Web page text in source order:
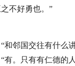
不好勇也。”
邻国交往有什么
。只有有仁德的